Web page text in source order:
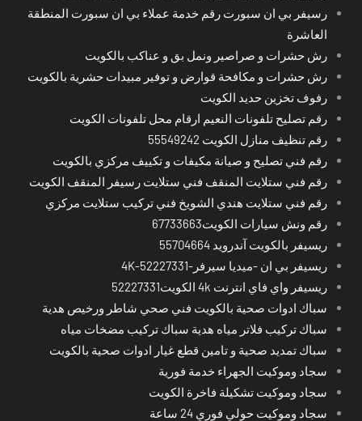
رسيفر بي ان سبورت رقم خدمة عملاء بي ان سبورت المنطقة
العاشرة
رش حشرات و صراصير ونمل بق و عناكب بالكويت
رش حشرات و مكافحة قوارض و توفير مبيدات حشرية بالكويت
رفوف تخزين حديد الكويت
رقم تصليح تلفونات النعيم ارقام محل تلفونات الكويت
رقم تنظيف منازل الكويت 55549242
رقم فني تصليح و صيانة مكيفات و تكييف مركزي بالكويت
رقم فني ستلايت المنقف فني ستلايت رسيفر المنقف الكويت
رقم فني ستلايت هندي الشويخ فني تركيب ستلايت مركزي
رقم ونش سيارات الكويت67733663
ريسيفر بالكويت آندرويد 55704664
ريسيفر بي ان -ميديا سيرفر-4K-52227331
ريسيفر واي فاي انترنت 4k الكويت52227331
سباك ادوات صحية بالكويت فني صحي شاطر ورخيص هدية
سباك تركيب فلاتر مياه هدية سباك تركيب مضخات مياه
سباك تمديد صحية و تامين قطع غيار ادوات صحية بالكويت
سجاد وموكيت الجهراء خدمة فورية
سجاد وموكيت تشكيلة فاخرة الكويت
سجاد وموكيت حولي فوري 24 ساعة